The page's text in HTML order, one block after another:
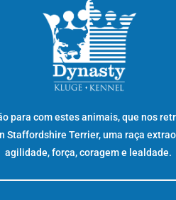
para com estes animais, que nos
Staffordshire Terrier, uma raça
agilidade, força, coragem e lealdade.